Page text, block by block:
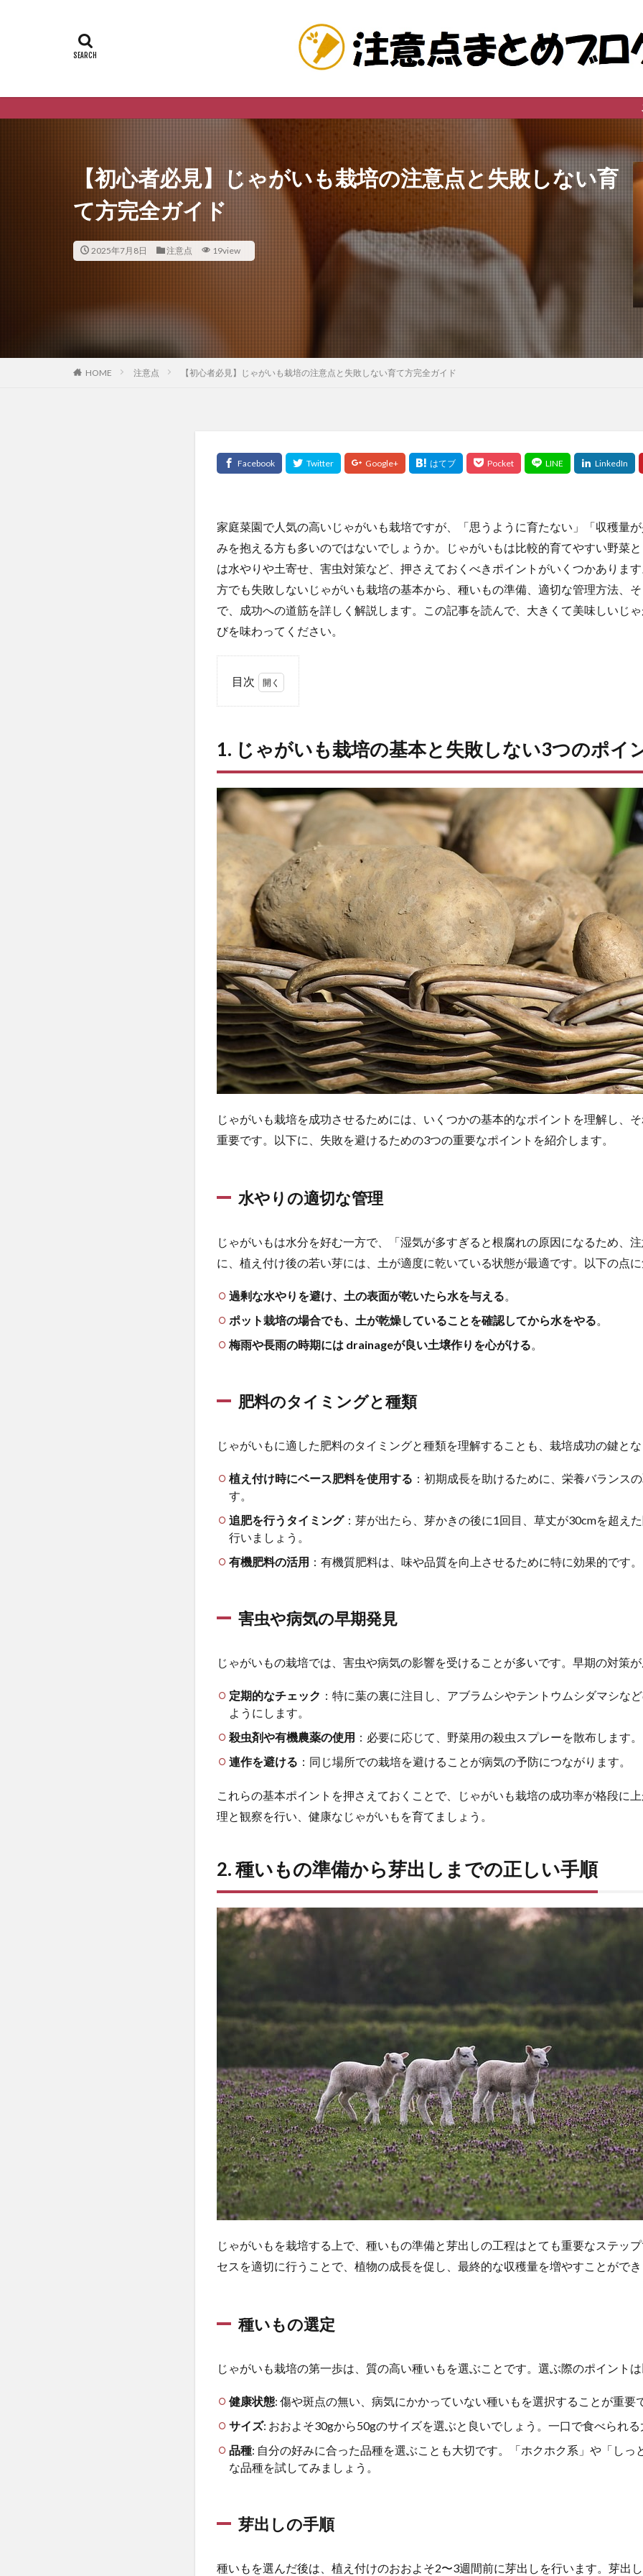
このサイトは広
【初心者必見】じゃがいも栽培の注意点と失敗しない育
て方完全ガイド
2025年7月8日 注意点 19view
HOME 注意点 【初心者必見】じゃがいも栽培の注意点と失敗しない育て方完全ガイド
家庭菜園で人気の高いじゃがいも栽培ですが、「思うように育たない」「収穫量
みを抱える方も多いのではないでしょうか。じゃがいもは比較的育てやすい野菜
は水やりや土寄せ、害虫対策など、押さえておくべきポイントがいくつかありま
方でも失敗しないじゃがいも栽培の基本から、種いもの準備、適切な管理方法、
で、成功への道筋を詳しく解説します。この記事を読んで、大きくて美味しいじ
びを味わってください。
目次
も
培
と
失
敗
し
な
い3
つ
の
ポ
イ
ン
ト
1.1
水や
適切
な管
肥料
のタ
ング
と種
類
1.3
や病
気の
い
の
準
備
か
ら
出
で
い
順
種い
もの
選定
2.2
芽出
2.3
カッ
トと
り・
施肥
大き
く育
てる
テク
ニッ
ク
3.1
水や
りの
ント
3.2
ック
定期
観察
ギ
4
4.
せ
と
1. じゃがいも栽培の基本と失敗しない3つのポイ
じゃがいも栽培を成功させるためには、いくつかの基本的なポイントを理解し、
重要です。以下に、失敗を避けるための3つの重要なポイントを紹介します。
水やりの適切な管理
じゃがいもは水分を好む一方で、「湿気が多すぎると根腐れの原因になるため、
に、植え付け後の若い芽には、土が適度に乾いている状態が最適です。以下の点
過剰な水やりを避け、土の表面が乾いたら水を与える
ポット栽培の場合でも、土が乾燥していることを確認してから水をやる
梅雨や長雨の時期には drainageが良い土壌作りを心がける
肥料のタイミングと種類
じゃがいもに適した肥料のタイミングと種類を理解することも、栽培成功の鍵と
植え付け時にベース肥料を使用する ：初期成長を助けるために、栄養バランス
す。
追肥を行うタイミング：芽が出たら、芽かきの後に1回目、草丈が30cmを超え
行いましょう。
有機肥料の活用 ：有機質肥料は、味や品質を向上させるために特に効果的です。
害虫や病気の早期発見
じゃがいもの栽培では、害虫や病気の影響を受けることが多いです。早期の対策
定期的なチェック ：特に葉の裏に注目し、アブラムシやテントウムシダマシな
ようにします。
殺虫剤や有機農薬の使用 ：必要に応じて、野菜用の殺虫スプレーを散布します。
連作を避ける ：同じ場所での栽培を避けることが病気の予防につながります。
これらの基本ポイントを押さえておくことで、じゃがいも栽培の成功率が格段に
理と観察を行い、健康なじゃがいもを育てましょう。
2. 種いもの準備から芽出しまでの正しい手順
じゃがいもを栽培する上で、種いもの準備と芽出しの工程はとても重要なステッ
セスを適切に行うことで、植物の成長を促し、最終的な収穫量を増やすことがで
種いもの選定
じゃがいも栽培の第一歩は、質の高い種いもを選ぶことです。選ぶ際のポイント
健康状態: 傷や斑点の無い、病気にかかっていない種いもを選択することが重要
サイズ: おおよそ30gから50gのサイズを選ぶと良いでしょう。一口で食べられ
品種: 自分の好みに合った品種を選ぶことも大切です。「ホクホク系」や「しっ
な品種を試してみましょう。
芽出しの手順
種いもを選んだ後は、植え付けのおおよそ2〜3週間前に芽出しを行います。芽出